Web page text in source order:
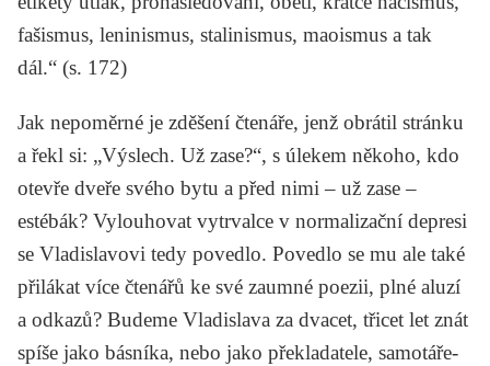
fašismus, leninismus, stalinismus, maoismus a tak
dál.“ (s. 172)
Jak nepoměrné je zděšení čtenáře, jenž obrátil stránku
a řekl si: „Výslech. Už zase?“, s úlekem někoho, kdo
otevře dveře svého bytu a před nimi – už zase –
estébák? Vylouhovat vytrvalce v normalizační depresi
se Vladislavovi tedy povedlo. Povedlo se mu ale také
přilákat více čtenářů ke své zaumné poezii, plné aluzí
a odkazů? Budeme Vladislava za dvacet, třicet let znát
spíše jako básníka, nebo jako překladatele, samotáře-